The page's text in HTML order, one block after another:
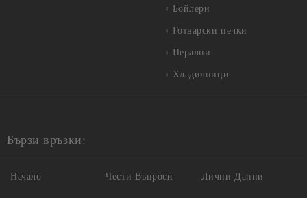
Бойлери
Готварски печки
Перални
Хладилници
Бързи връзки:
Начало Чести Въпроси Лични Данни